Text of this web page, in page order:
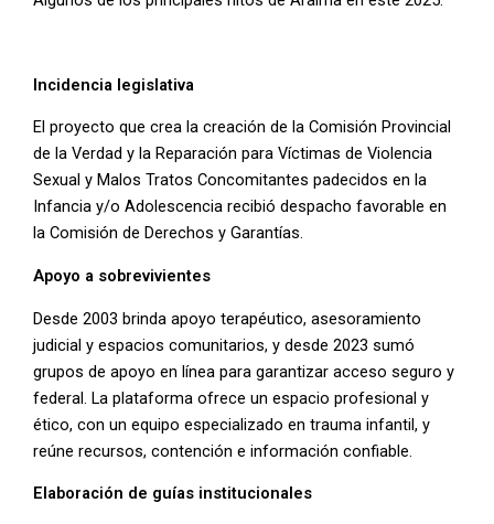
Incidencia legislativa
El proyecto que crea la creación de la Comisión Provincial
de la Verdad y la Reparación para Víctimas de Violencia
Sexual y Malos Tratos Concomitantes padecidos en la
Infancia y/o Adolescencia recibió despacho favorable en
la Comisión de Derechos y Garantías.
Apoyo a sobrevivientes
Desde 2003 brinda apoyo terapéutico, asesoramiento
judicial y espacios comunitarios, y desde 2023 sumó
grupos de apoyo en línea para garantizar acceso seguro y
federal.La plataforma ofrece un espacio profesional y
ético, con un equipo especializado en trauma infantil, y
reúne recursos, contención e información confiable.
Elaboración de guías institucionales